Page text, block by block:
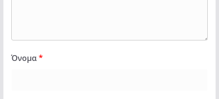
Όνομα*